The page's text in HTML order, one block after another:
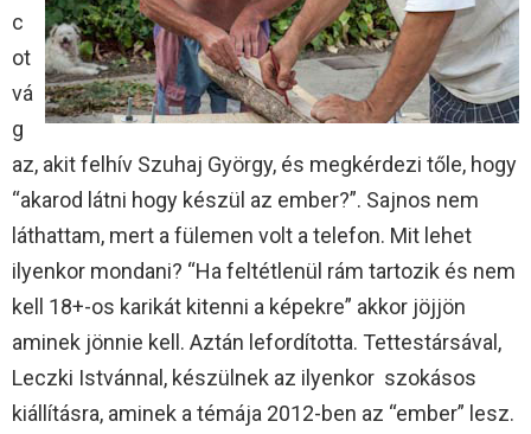
c
ot
vá
g
az, akit felhív Szuhaj György, és megkérdezi tőle, hogy
“akarod látni hogy készül az ember?”. Sajnos nem
láthattam, mert a fülemen volt a telefon. Mit lehet
ilyenkor mondani? “Ha feltétlenül rám tartozik és nem
kell 18+-os karikát kitenni a képekre” akkor jöjjön
aminek jönnie kell. Aztán lefordította. Tettestársával,
Leczki Istvánnal, készülnek az ilyenkor szokásos
kiállításra, aminek a témája 2012-ben az “ember” lesz.